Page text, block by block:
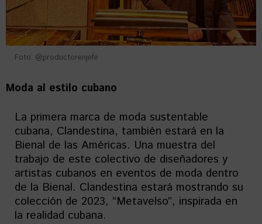
Foto: @productorenjefe
Moda al estilo cubano
La primera marca de moda sustentable
cubana, Clandestina, también estará en la
Bienal de las Américas. Una muestra del
trabajo de este colectivo de diseñadores y
artistas cubanos en eventos de moda dentro
de la Bienal. Clandestina estará mostrando su
colección de 2023, “Metavelso”, inspirada en
la realidad cubana.